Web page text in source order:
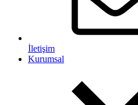
İletişim
Kurumsal